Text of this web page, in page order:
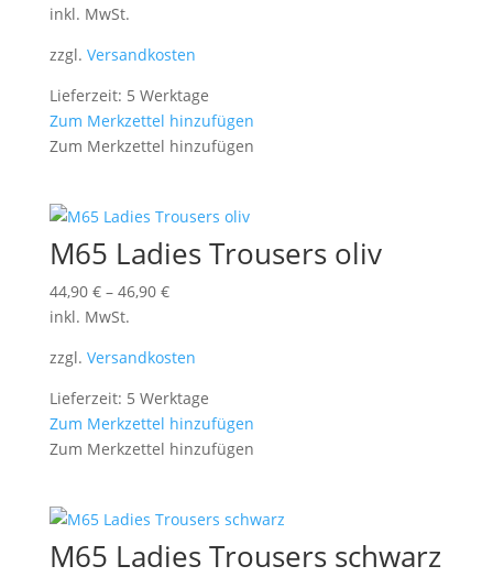
inkl. MwSt.
zzgl. Versandkosten
Lieferzeit: 5 Werktage
Zum Merkzettel hinzufügen
Zum Merkzettel hinzufügen
M65 Ladies Trousers oliv
44,90 €– 46,90 €
inkl. MwSt.
zzgl. Versandkosten
Lieferzeit: 5 Werktage
Zum Merkzettel hinzufügen
Zum Merkzettel hinzufügen
M65 Ladies Trousers schwarz